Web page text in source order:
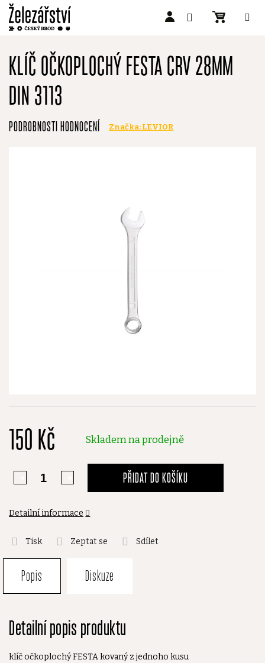
obsahKLÍČ OČKOPLOCHÝ FESTA CRV 28MM
DIN 3113
Průměrné
hodnocení
PODROBNOSTI HODNOCENÍ Značka: LEVIOR
150 Kč Skladem na prodejně
PŘIDAT DO KOŠÍKU
Detailní informace
Tisk Zeptat se Sdílet
Popis Diskuze
Detailní popis produktu
klíč očkoplochý FESTA kovaný z jednoho kusu